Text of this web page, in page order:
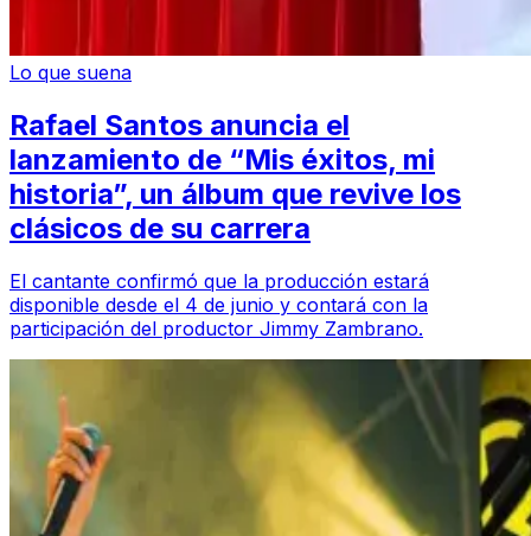
Lo que suena
Rafael Santos anuncia el
lanzamiento de “Mis éxitos, mi
historia”, un álbum que revive los
clásicos de su carrera
El cantante confirmó que la producción estará
disponible desde el 4 de junio y contará con la
participación del productor Jimmy Zambrano.